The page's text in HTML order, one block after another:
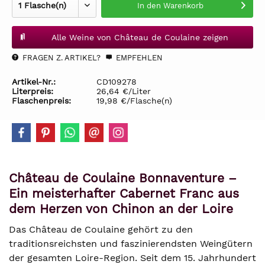
In den Warenkorb
Alle Weine von Château de Coulaine zeigen
FRAGEN Z. ARTIKEL? EMPFEHLEN
Artikel-Nr.:
CD109278
Literpreis:
26,64 €/Liter
Flaschenpreis:
19,98 €/Flasche(n)
Château de Coulaine Bonnaventure –
Ein meisterhafter Cabernet Franc aus
dem Herzen von Chinon an der Loire
Das Château de Coulaine gehört zu den
traditionsreichsten und faszinierendsten Weingütern
der gesamten Loire-Region. Seit dem 15. Jahrhundert